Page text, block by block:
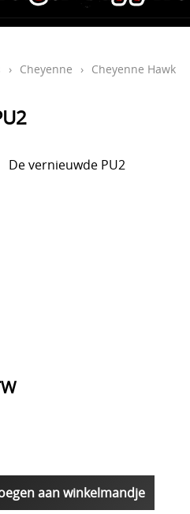
› Cheyenne › Cheyenne Hawk
De vernieuwde PU2